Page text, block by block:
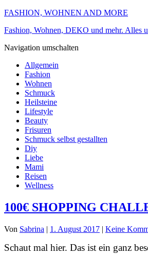
FASHION, WOHNEN AND MORE
Fashion, Wohnen, DEKO und mehr. Alles
Navigation umschalten
Allgemein
Fashion
Wohnen
Schmuck
Heilsteine
Lifestyle
Beauty
Frisuren
Schmuck selbst gestallten
Diy
Liebe
Mami
Reisen
Wellness
100€ SHOPPING
Von Sabrina | 1. August 2017 | Keine
Schaut mal hier. Das ist ein ganz